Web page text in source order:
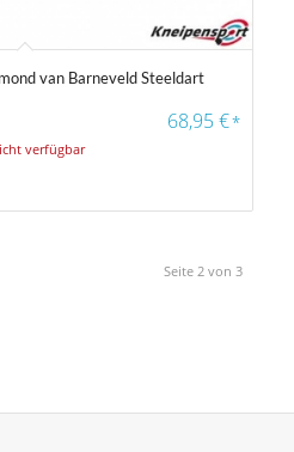
van Barneveld Steeldart
68,95€*
verfügbar
Seite 2 von 3